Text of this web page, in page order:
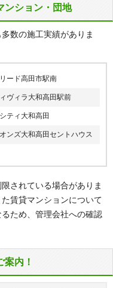
西坊城、西町、西三倉
、東三倉堂町、日之出町、
藤森、本郷町
ンション・団地
数の施工実績がありま
ード高田市駅南
ヴィラ大和高田駅前
ティ大和高田
ンズ大和高田セントハウス
されている場合がありま
賃貸マンションについて
ため、管理会社への確認
案内！